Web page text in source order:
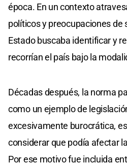
época. En un contexto
políticos y preocupaciones de
Estado buscaba identificar y
recorrían el país bajo la
Décadas después, la norma
como un ejemplo de
excesivamente burocrática,
considerar que podía afectar
Por ese motivo fue incluida